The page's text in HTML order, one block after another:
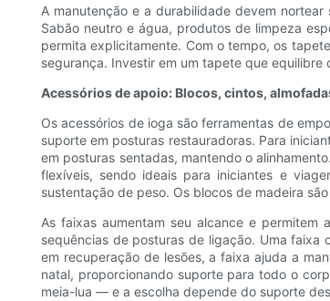
A manutenção e a durabilidade devem
Sabão neutro e água, produtos de limpeza
permita explicitamente. Com o tempo, os
segurança. Investir em um tapete que
Acessórios de apoio: Blocos, cintos,
Os acessórios de ioga são ferramentas de
suporte em posturas restauradoras. Para
em posturas sentadas, mantendo o
flexíveis, sendo ideais para iniciantes e
sustentação de peso. Os blocos de madeira
As faixas aumentam seu alcance e permitem
sequências de posturas de ligação. Uma faixa
em recuperação de lesões, a faixa ajuda a
natal, proporcionando suporte para todo o
meia-lua — e a escolha depende do suporte